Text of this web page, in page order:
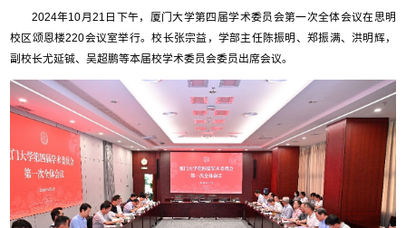
2024年10月21日下午，厦门大学第四届学术委员会第一次全体会议在思明
校区颂恩楼220会议室举行。校长张宗益，学部主任陈振明、郑振满、洪明辉，
副校长尤延铖、吴超鹏等本届校学术委员会委员出席会议。